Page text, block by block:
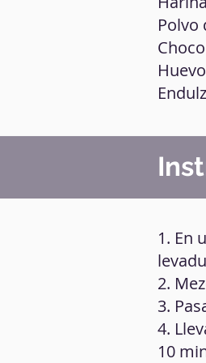
Polvo
1. En
2.
3.
4.
10